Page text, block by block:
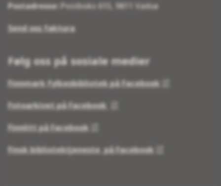
Postadresse: Postboks 615, 9811 Vadsø
Send oss faktura
Følg oss på sosiale medier
Finnmark fylkesbibliotek på Facebook
Fotoarkivet på Facebook
Finnlitt på Facebook
Finsk bibliotektjeneste på Facebook